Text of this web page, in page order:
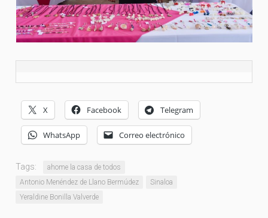
X Facebook Telegram
WhatsApp Correo electrónico
Tags:
ahome la casa de todos
Antonio Menéndez de Llano Bermúdez
Sinaloa
Yeraldine Bonilla Valverde